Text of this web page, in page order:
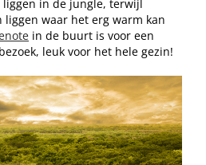
in de jungle, terwijl
liggen waar het erg warm kan
in de buurt is voor een
leuk voor het hele gezin!